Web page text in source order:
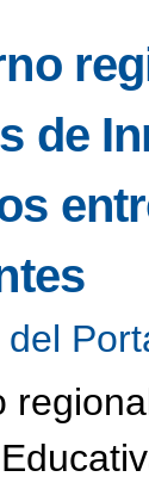
de